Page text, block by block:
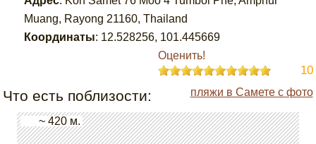
Muang, Rayong 21160, Thailand
Координаты: 12.528256, 101.445669
Оценить!
10
Что есть поблизости: пляжи в Самете с фото
~ 420 м.